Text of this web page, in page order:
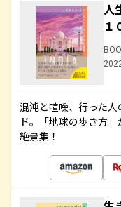
人
１
混沌と喧噪、行った
ド。「地球の歩き方
絶景集！